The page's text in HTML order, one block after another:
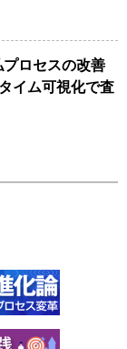
ロセスの改善
イム可視化で査